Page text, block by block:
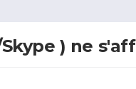
) ne